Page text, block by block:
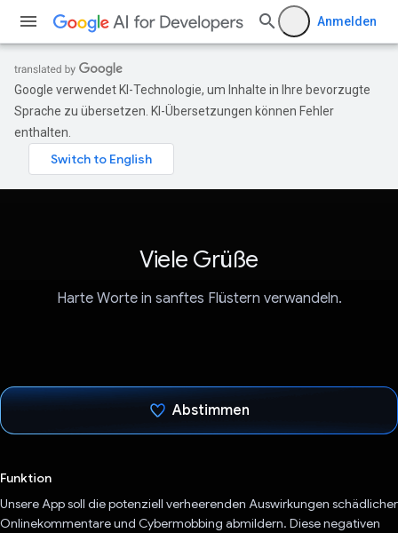
Anmelden
Google verwendet KI-Technologie, um Inhalte in Ihre bevorzugte
Sprache zu übersetzen. KI-Übersetzungen können Fehler
enthalten.
Viele Grüße
Harte Worte in sanftes Flüstern verwandeln.
Abstimmen
Funktion
Unsere App soll die potenziell verheerenden Auswirkungen schädlicher
Onlinekommentare und Cybermobbing abmildern. Diese negativen